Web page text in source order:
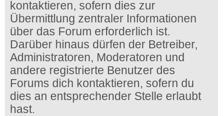
kontaktieren, sofern dies zur
Übermittlung zentraler Informationen
über das Forum erforderlich ist.
Darüber hinaus dürfen der Betreiber,
Administratoren, Moderatoren und
andere registrierte Benutzer des
Forums dich kontaktieren, sofern du
dies an entsprechender Stelle erlaubt
hast.